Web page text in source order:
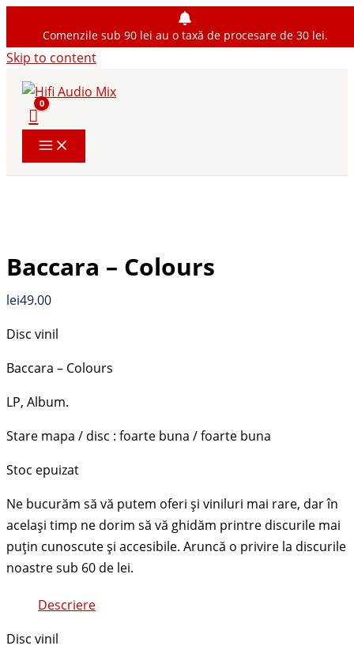
Comenzile sub 90 lei au o taxă de procesare de 30 lei.
Skip to content
Baccara – Colours
lei49.00
Disc vinil
Baccara – Colours
LP, Album.
Stare mapa / disc : foarte buna / foarte buna
Stoc epuizat
Descriere
Disc vinil